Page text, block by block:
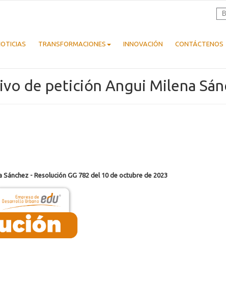
TRANSFORMACIONES INNOVACIÓN CONTÁCTENOS
de petición Angui Milena
- Resolución GG 782 del 10 de octubre de 2023